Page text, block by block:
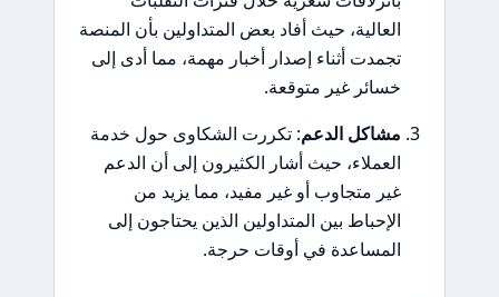
العالية، حيث أفاد بعض المتداولين بأن المنصة
تجمدت أثناء إصدار أخبار مهمة، مما أدى إلى
خسائر غير متوقعة.
مشاكل الدعم: تكررت الشكاوى حول خدمة
العملاء، حيث أشار الكثيرون إلى أن الدعم
غير متجاوب أو غير مفيد، مما يزيد من
الإحباط بين المتداولين الذين يحتاجون إلى
المساعدة في أوقات حرجة.